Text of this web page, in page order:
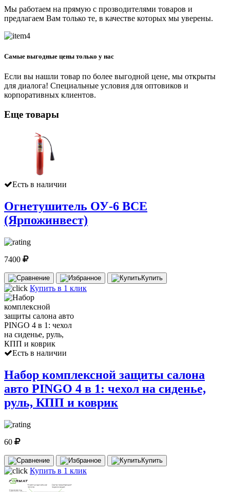
Мы работаем на прямую с прозводителями товаров и
предлагаем Вам только те, в качестве которых мы уверены.
Самые выгодные цены только у нас
Если вы нашли товар по более выгодной цене, мы открыты
для диалога! Специальные условия для оптовиков и
корпоративных клиентов.
Еще товары
Есть в наличии
Огнетушитель ОУ-6 ВСЕ
(Ярпожинвест)
7400
Купить
Купить в 1 клик
Есть в наличии
Набор комплексной защиты салона
авто PINGO 4 в 1: чехол на сиденье,
руль, КПП и коврик
60
Купить
Купить в 1 клик